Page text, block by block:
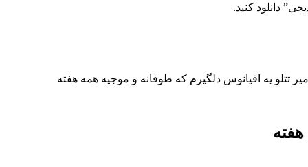
دانلود کنید.
تتلو يه اقيانوس دلگيرم كه طوفانه و موجيه همه هفته
هفته